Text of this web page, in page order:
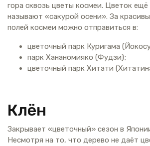
гора сквозь цветы космеи. Цветок ещё
называют «сакурой осени». За
полей космеи можно отправиться в:
цветочный парк Куригама
парк Хананомияко (Фудзи);
цветочный парк Хитати
Клён
Закрывает «цветочный» сезон в
Несмотря на то, что дерево не даёт